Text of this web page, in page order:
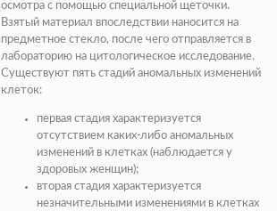
осмотра с помощью специальной щеточки.
Взятый материал впоследствии наносится на
предметное стекло, после чего отправляется в
лабораторию на цитологическое исследование.
Существуют пять стадий аномальных изменений
клеток:
первая стадия характеризуется
отсутствием каких-либо аномальных
изменений в клетках (наблюдается у
здоровых женщин);
вторая стадия характеризуется
незначительными изменениями в клетках